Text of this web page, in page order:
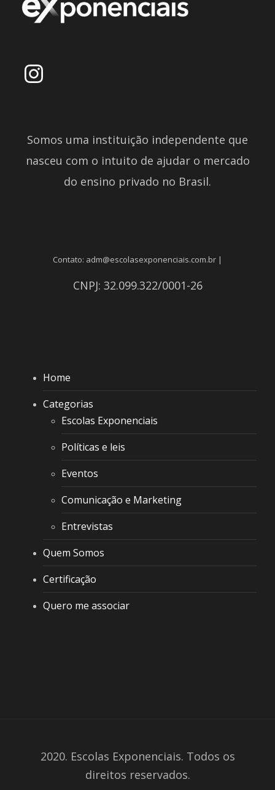
Somos uma instituição independente que
nasceu com o intuito de ajudar o mercado
do ensino privado no Brasil.
Contato: adm@escolasexponenciais.com.br |
CNPJ: 32.099.322/0001-26
Home
Categorias
Escolas Exponenciais
Políticas e leis
Eventos
Comunicação e Marketing
Entrevistas
Quem Somos
Certificação
Quero me associar
2020. Escolas Exponenciais. Todos os
direitos reservados.